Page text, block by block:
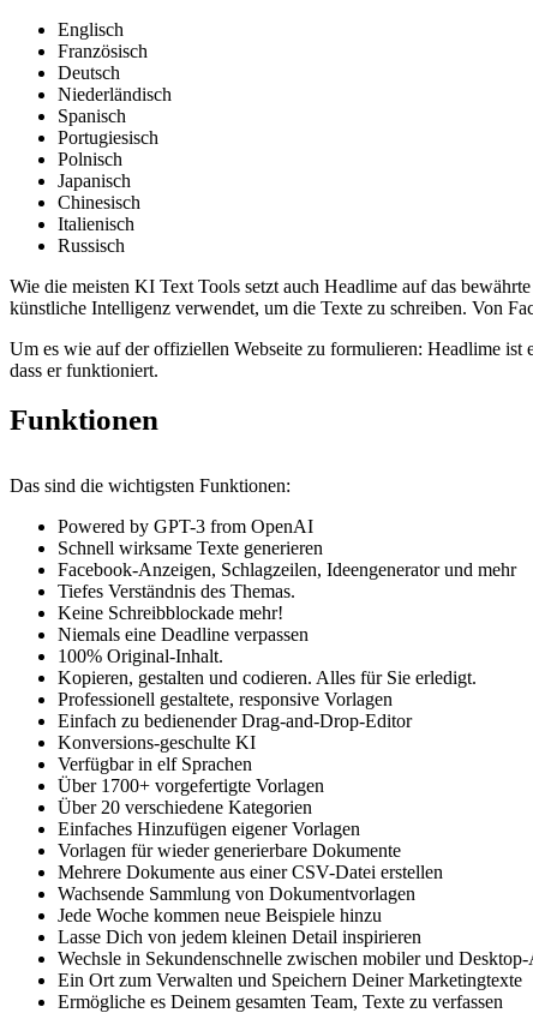
Englisch
Französisch
Deutsch
Niederländisch
Spanisch
Portugiesisch
Polnisch
Japanisch
Chinesisch
Italienisch
Russisch
Wie die meisten KI Text Tools setzt auch Headlime auf das
künstliche Intelligenz verwendet, um die Texte zu schreiben. Von
Um es wie auf der offiziellen Webseite zu formulieren: Headlime ist
dass er funktioniert.
Funktionen
Das sind die wichtigsten Funktionen:
Powered by GPT-3 from OpenAI
Schnell wirksame Texte generieren
Facebook-Anzeigen, Schlagzeilen, Ideengenerator und mehr
Tiefes Verständnis des Themas.
Keine Schreibblockade mehr!
Niemals eine Deadline verpassen
100% Original-Inhalt.
Kopieren, gestalten und codieren. Alles für Sie erledigt.
Professionell gestaltete, responsive Vorlagen
Einfach zu bedienender Drag-and-Drop-Editor
Konversions-geschulte KI
Verfügbar in elf Sprachen
Über 1700+ vorgefertigte Vorlagen
Über 20 verschiedene Kategorien
Einfaches Hinzufügen eigener Vorlagen
Vorlagen für wieder generierbare Dokumente
Mehrere Dokumente aus einer CSV-Datei erstellen
Wachsende Sammlung von Dokumentvorlagen
Jede Woche kommen neue Beispiele hinzu
Lasse Dich von jedem kleinen Detail inspirieren
Wechsle in Sekundenschnelle zwischen mobiler und
Ein Ort zum Verwalten und Speichern Deiner Marketingtexte
Ermögliche es Deinem gesamten Team, Texte zu verfassen